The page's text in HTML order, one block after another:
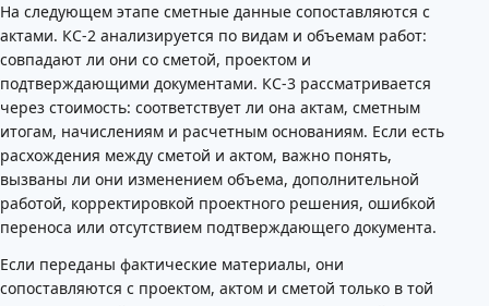
На следующем этапе сметные данные сопоставляются с
актами. КС-2 анализируется по видам и объемам работ:
совпадают ли они со сметой, проектом и
подтверждающими документами. КС-3 рассматривается
через стоимость: соответствует ли она актам, сметным
итогам, начислениям и расчетным основаниям. Если есть
расхождения между сметой и актом, важно понять,
вызваны ли они изменением объема, дополнительной
работой, корректировкой проектного решения, ошибкой
переноса или отсутствием подтверждающего документа.
Если переданы фактические материалы, они
сопоставляются с проектом, актом и сметой только в той